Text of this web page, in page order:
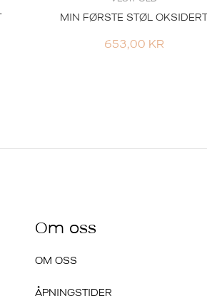
MIN FØRSTE STØL OKSIDERT
653,00 KR
Om oss
OM OSS
ÅPNINGSTIDER